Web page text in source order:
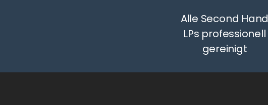
Alle Second Hand
LPs professionell
gereinigt